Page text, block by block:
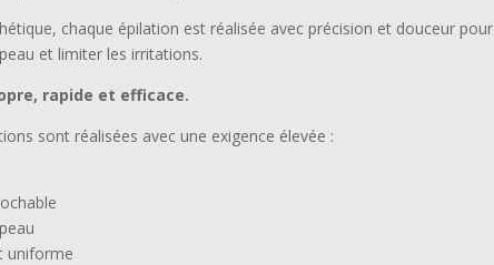
chaque épilation est réalisée avec précision et douceur pour
et limiter les irritations.
rapide et efficace.
sont réalisées avec une exigence élevée :
uniforme